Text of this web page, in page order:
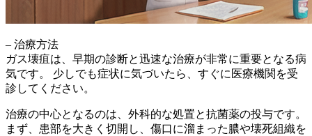
– 治療方法
ガス壊疽は、 早期の診断と迅速な治療が非常に重要となる病
気です。 少しでも症状に気づいたら、すぐに医療機関を受
診してください。
治療の中心となるのは、 外科的な処置と抗菌薬の投与です。
まず、患部を大きく切開し、傷口に溜まった膿や壊死組織を